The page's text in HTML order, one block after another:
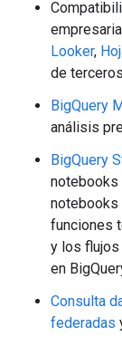
Looker,
de
BigQuery
análisis
BigQuery
notebooks
notebooks
funciones
y los flujos
en
Consulta
federadas